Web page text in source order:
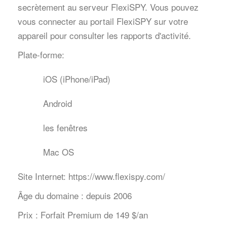
secrètement au serveur FlexiSPY. Vous pouvez
vous connecter au portail FlexiSPY sur votre
appareil pour consulter les rapports d'activité.
Plate-forme:
iOS (iPhone/iPad)
Android
les fenêtres
Mac OS
Site Internet: https://www.flexispy.com/
Âge du domaine : depuis 2006
Prix : Forfait Premium de 149 $/an